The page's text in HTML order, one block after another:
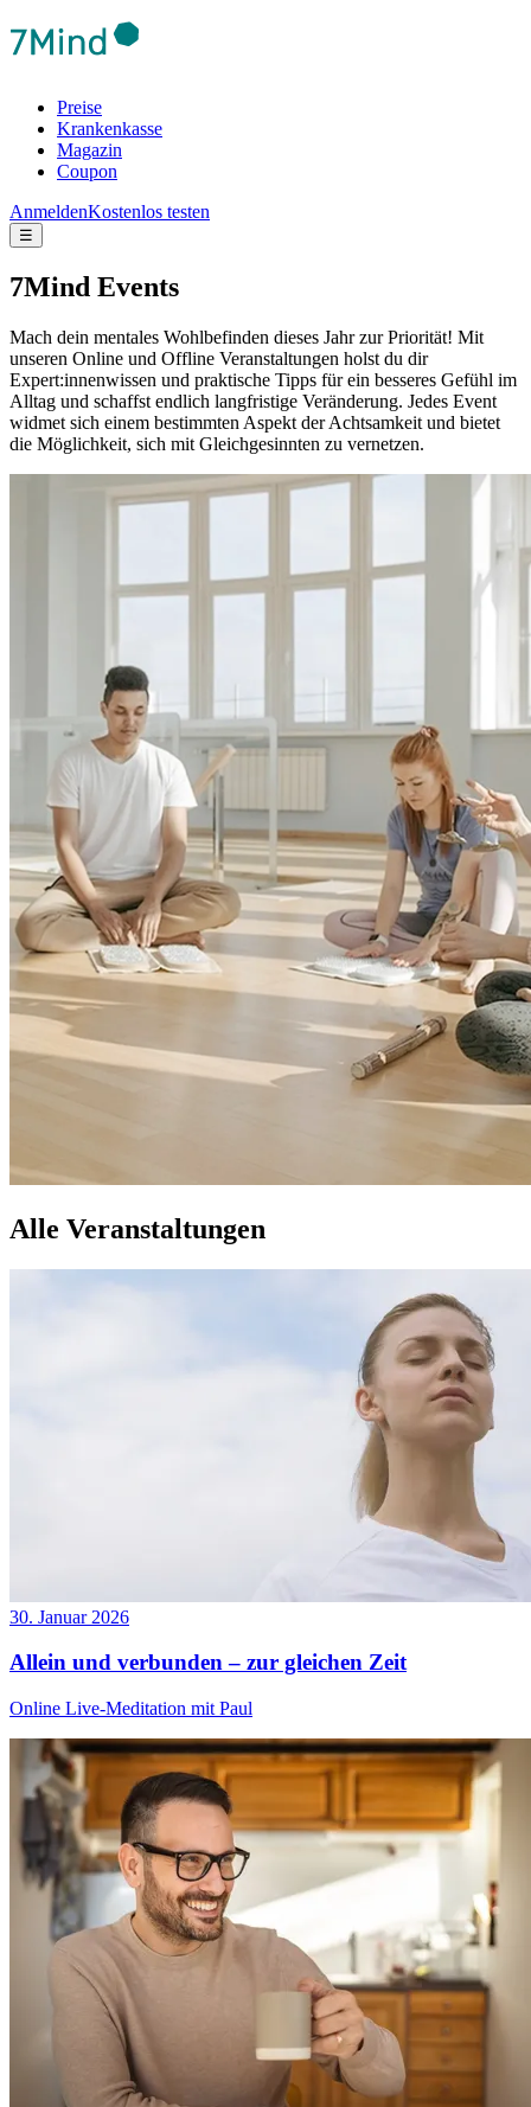
Preise
Krankenkasse
Magazin
Coupon
AnmeldenKostenlos testen
☰
7Mind Events
Mach dein mentales Wohlbefinden dieses Jahr zur Priorität! Mit
unseren Online und Offline Veranstaltungen holst du dir
Expert:innenwissen und praktische Tipps für ein besseres Gefühl im
Alltag und schaffst endlich langfristige Veränderung. Jedes Event
widmet sich einem bestimmten Aspekt der Achtsamkeit und bietet
die Möglichkeit, sich mit Gleichgesinnten zu vernetzen.
Alle Veranstaltungen
30. Januar 2026
Allein und verbunden – zur gleichen Zeit
Online Live-Meditation mit Paul